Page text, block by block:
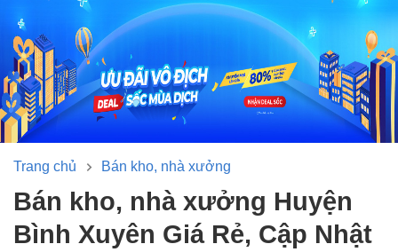
Trang chủ Bán kho, nhà xưởng
Bán kho, nhà xưởng Huyện
Bình Xuyên Giá Rẻ, Cập Nhật